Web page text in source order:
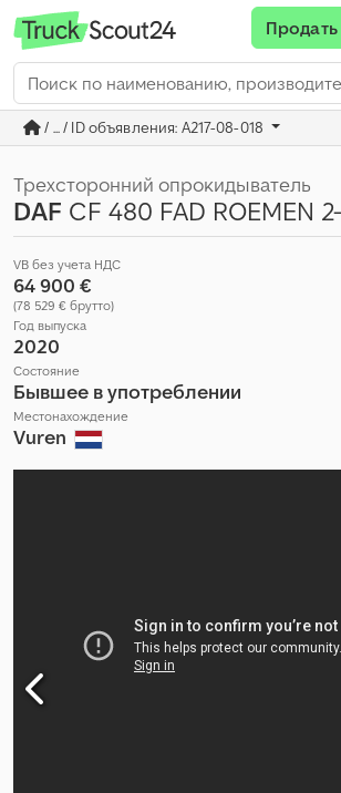
Продать
/ ... / ID объявления: A217-08-018
Трехсторонний опрокидыватель
DAF CF 480 FAD ROEMEN
VB без учета НДС
64 900 €
(78 529 € брутто)
Год выпуска
2020
Состояние
Бывшее в употреблении
Местонахождение
Vuren